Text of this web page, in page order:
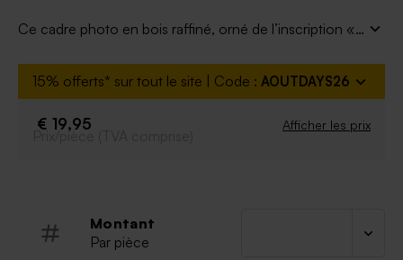
Ce cadre photo en bois raffiné, orné de l’inscription «
en lumière un moment complice entre vous et votre
papa, capturant tendresse et souvenirs précieux. Un
des pères. Taille de la photo : 11 cm x 17 cm.
15% offerts* sur tout le site | Code : AOUTDAYS26
€ 19,95 Afficher les prix
Prix/pièce (TVA comprise)
Montant
Par pièce